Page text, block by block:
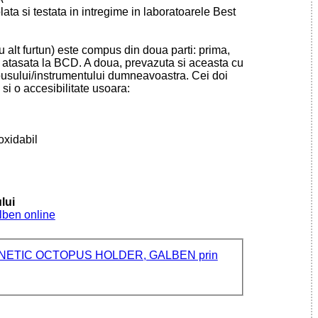
si testata in intregime in laboratoarele Best
furtun) este compus din doua parti: prima,
la BCD. A doua, prevazuta si aceasta cu
instrumentului dumneavoastra. Cei doi
o accesibilitate usoara:
online